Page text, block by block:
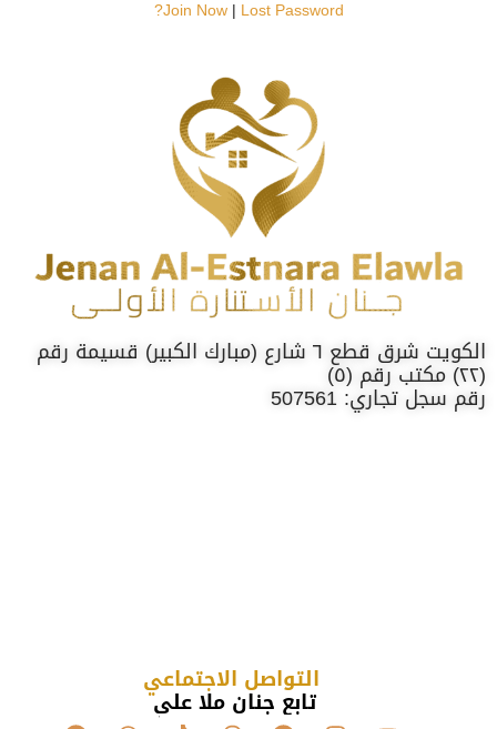
Join Now| Lost Password?
الكويت شرق قطع ٦ شارع (مبارك الكبير) قسيمة رقم
(٢٢) مكتب رقم (٥)
رقم سجل تجاري: 507561
التواصل الاجتماعي
تابع جنان ملا علي